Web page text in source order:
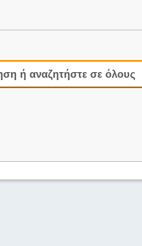
ή αναζητήστε σε όλους